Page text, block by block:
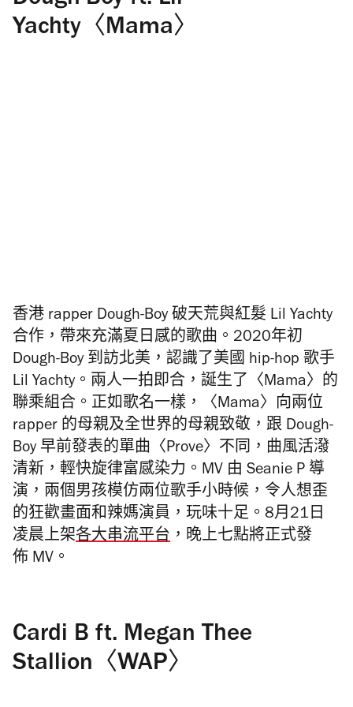
Yachty〈Mama〉
香港 rapper Dough-Boy 破天荒與紅髮 Lil Yachty
合作，帶來充滿夏日感的歌曲。2020年初
Dough-Boy 到訪北美，認識了美國 hip-hop 歌手
Lil Yachty。兩人一拍即合，誕生了〈Mama〉的
聯乘組合。正如歌名一樣，〈Mama〉向兩位
rapper 的母親及全世界的母親致敬，跟 Dough-
Boy 早前發表的單曲〈Prove〉不同，曲風活潑
清新，輕快旋律富感染力。MV 由 Seanie P 導
演，兩個男孩模仿兩位歌手小時候，令人想歪
的狂歡畫面和辣媽演員，玩味十足。8月21日
凌晨上架各大串流平台 ，晚上七點將正式發
佈 MV。
Cardi B ft. Megan Thee
Stallion〈WAP〉